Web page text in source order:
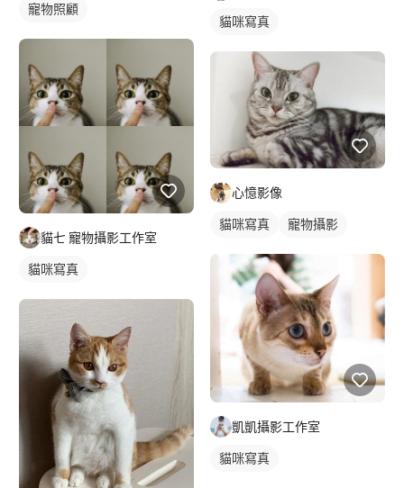
寵物照顧
貓七 寵物攝影工作室
貓咪寫真
貓咪寫真
心憶影像
貓咪寫真 寵物攝影
凱凱攝影工作室
貓咪寫真